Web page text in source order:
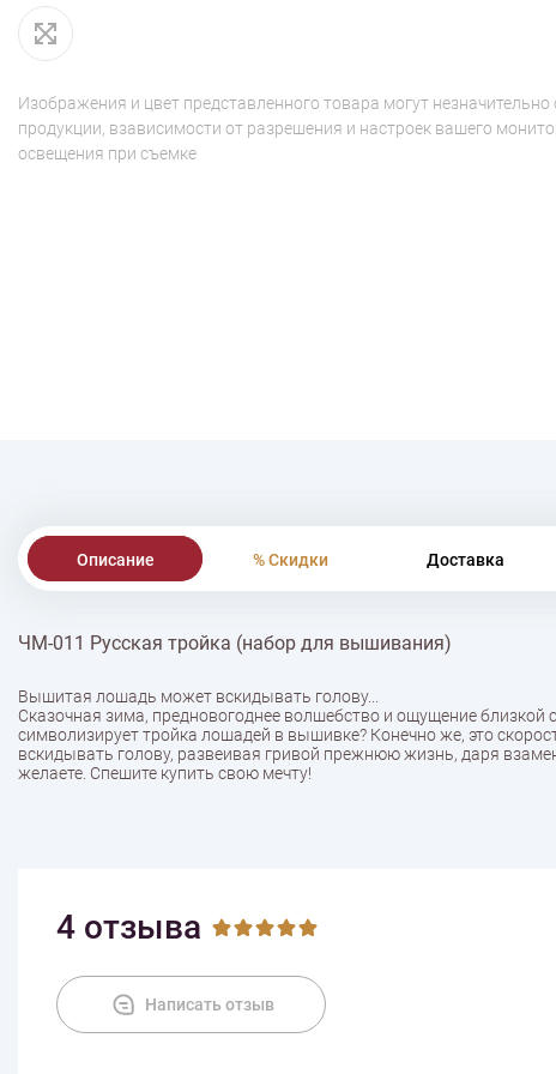
Изображения и цвет представленного товара могут незначительно
продукции, взависимости от разрешения и настроек вашего
освещения при съемке
Описание % Скидки Доставка
ЧМ-011 Русская тройка (набор для вышивания)
Вышитая лошадь может вскидывать голову...
Сказочная зима, предновогоднее волшебство и ощущение
символизирует тройка лошадей в вышивке? Конечно же, это
вскидывать голову, развеивая гривой прежнюю жизнь, даря
желаете. Спешите купить свою мечту!
4 отзыва
Написать отзыв